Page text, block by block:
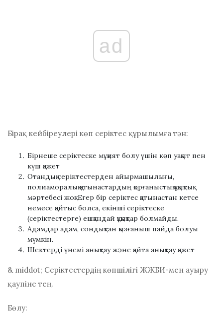
ad
Бірақ кейбіреулері көп серіктес құрылымға тән:
Бірнеше серіктеске мұқият болу үшін көп уақыт пен
күш қажет
Отандық серіктестерден айырмашылығы,
полиаморалық қатынастардың қорғаныстық құқықтық
мәртебесі жоқ. Егер бір серіктес қатынастан кетсе
немесе қайтыс болса, екінші серіктеске
(серіктестерге) ешқандай құқықтар болмайды.
Адамдар адам, сондықтан қызғаныш пайда болуы
мүмкін.
Шектерді үнемі анықтау және қайта анықтау қажет
& middot; Серіктестердің көпшілігі ЖЖБИ-мен ауыру
қаупіне тең.
Бөлу: